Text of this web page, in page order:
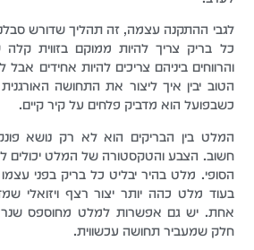
לגבי ההתקנה עצמה, זה תהליך שדורש
כל בריק צריך להיות ממוקם בזווית קלה
והרווחים ביניהם צריכים להיות אחידים
הטוב יבין איך ליצור את התחושה
כשבפועל הוא מדביק פלחים על קיר קיים.
המלט בין הבריקים הוא לא רק נושא
חשוב. הצבע והטקסטורה של המלט יכולים
הסופי. מלט בהיר יבליט כל בריק בפני עצמו
בעוד מלט כהה יותר יצור רצף ויזואלי
אחת. יש גם אפשרות למלט מחוספס
חלק שמעביר תחושה עכשווית.